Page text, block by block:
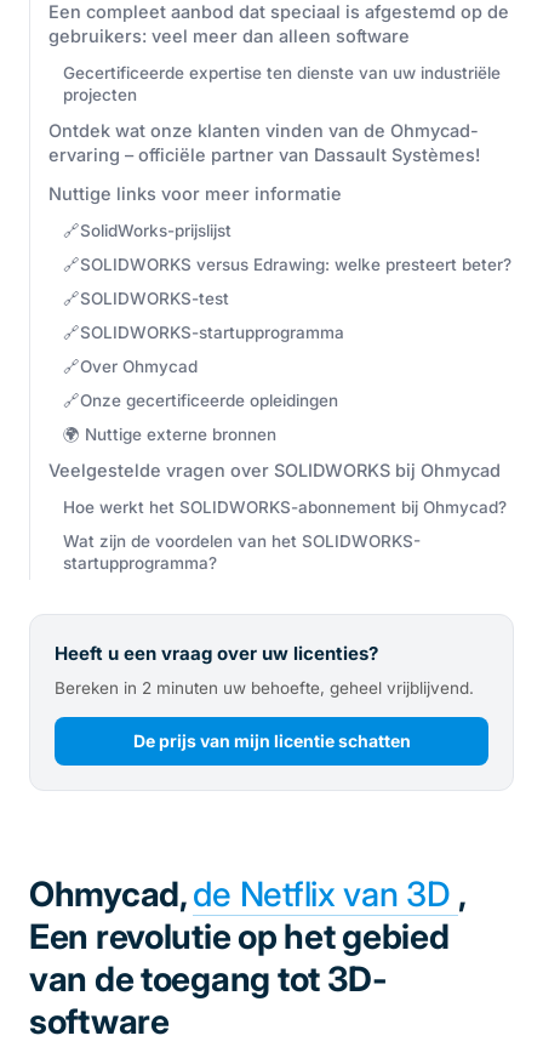
Een compleet aanbod dat speciaal is afgestemd op de
gebruikers: veel meer dan alleen software
Gecertificeerde expertise ten dienste van uw industriële
projecten
Ontdek wat onze klanten vinden van de Ohmycad-
ervaring – officiële partner van Dassault Systèmes!
Nuttige links voor meer informatie
🔗SolidWorks-prijslijst
🔗SOLIDWORKS versus Edrawing: welke presteert beter?
🔗SOLIDWORKS-test
🔗SOLIDWORKS-startupprogramma
🔗Over Ohmycad
🔗Onze gecertificeerde opleidingen
🌍 Nuttige externe bronnen
Veelgestelde vragen over SOLIDWORKS bij Ohmycad
Hoe werkt het SOLIDWORKS-abonnement bij Ohmycad?
Wat zijn de voordelen van het SOLIDWORKS-
startupprogramma?
Heeft u een vraag over uw licenties?
Bereken in 2 minuten uw behoefte, geheel vrijblijvend.
De prijs van mijn licentie schatten
Ohmycad,de Netflix van 3D ,
Een revolutie op het gebied
van de toegang tot 3D-
software